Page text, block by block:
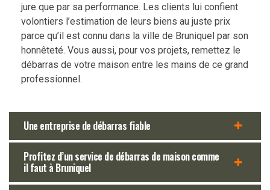
jure que par sa performance. Les clients lui confient
volontiers l’estimation de leurs biens au juste prix
parce qu’il est connu dans la ville de Bruniquel par son
honnêteté. Vous aussi, pour vos projets, remettez le
débarras de votre maison entre les mains de ce grand
professionnel.
Une entreprise de débarras fiable
Profitez d’un service de débarras de maison comme
il faut à Bruniquel